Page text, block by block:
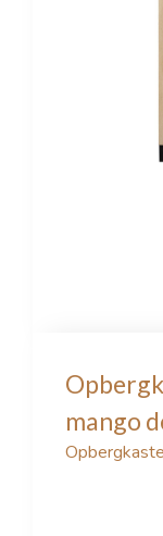
mango